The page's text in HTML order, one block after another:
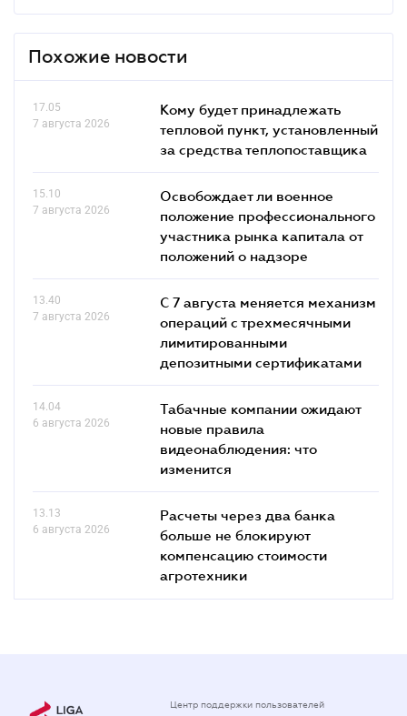
Похожие новости
17.05
7 августа 2026
Кому будет принадлежать
тепловой пункт, установленный
за средства теплопоставщика
15.10
7 августа 2026
Освобождает ли военное
положение профессионального
участника рынка капитала от
положений о надзоре
13.40
7 августа 2026
С 7 августа меняется механизм
операций с трехмесячными
лимитированными
депозитными сертификатами
14.04
6 августа 2026
Табачные компании ожидают
новые правила
видеонаблюдения: что
изменится
13.13
6 августа 2026
Расчеты через два банка
больше не блокируют
компенсацию стоимости
агротехники
Центр поддержки пользователей